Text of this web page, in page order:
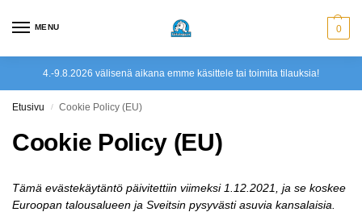
MENU 0
4.-9.8.2026 välisenä aikana emme käsittele tai toimita tilauksia!
Etusivu / Cookie Policy (EU)
Cookie Policy (EU)
Tämä evästekäytäntö päivitettiin viimeksi 1.12.2021, ja se koskee
Euroopan talousalueen ja Sveitsin pysyvästi asuvia kansalaisia.